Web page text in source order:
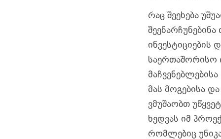
რაც შეეხება
საერთაშორისო
მას მოგებისა
ვმუშაობთ
ხედვას იმ
რომლებიც